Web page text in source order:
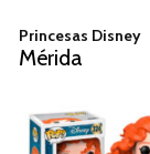
Princesas Disney
Mérida